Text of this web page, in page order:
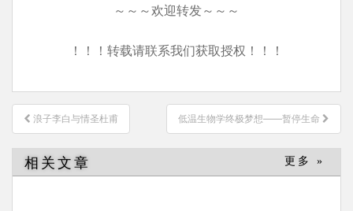
～～～欢迎转发～～～
！！！转载请联系我们获取授权！！！
文
章
导
航
浪子李白与情圣杜甫 低温生物学终极梦想——暂停生命
相关文章 更多 »